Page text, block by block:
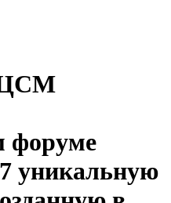
ЦСМ
форуме
уникальную